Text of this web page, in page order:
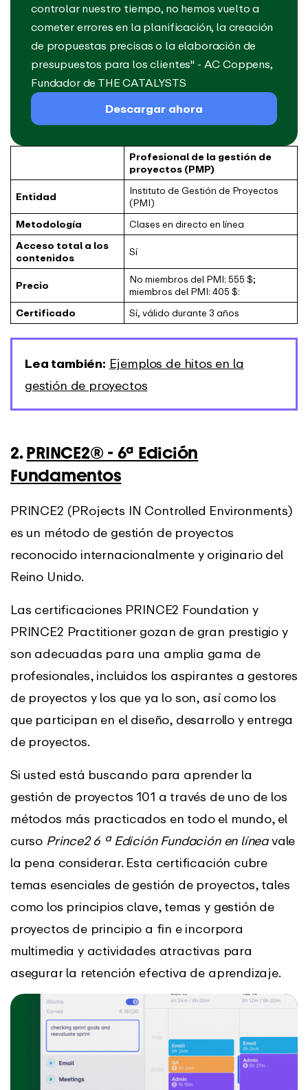
controlar nuestro tiempo, no hemos vuelto a
cometer errores en la planificación, la creación
de propuestas precisas o la elaboración de
presupuestos para los clientes" - AC Coppens,
Fundador de THE CATALYSTS
Descargar ahora
Profesional de la gestión de
proyectos (PMP)
Entidad
Instituto de Gestión de Proyectos
(PMI)
Metodología
Clases en directo en línea
Acceso total a los
contenidos
Sí
Precio
No miembros del PMI: 555 $;
miembros del PMI: 405 $:
Certificado
Sí, válido durante 3 años
Lea también: Ejemplos de hitos en la
gestión de proyectos
2.PRINCE2® - 6ª Edición
Fundamentos
PRINCE2 (PRojects IN Controlled Environments)
es un método de gestión de proyectos
reconocido internacionalmente y originario del
Reino Unido.
Las certificaciones PRINCE2 Foundation y
PRINCE2 Practitioner gozan de gran prestigio y
son adecuadas para una amplia gama de
profesionales, incluidos los aspirantes a gestores
de proyectos y los que ya lo son, así como los
que participan en el diseño, desarrollo y entrega
de proyectos.
Si usted está buscando para aprender la
gestión de proyectos 101 a través de uno de los
métodos más practicados en todo el mundo, el
curso Prince2 6 ª Edición Fundación en líneavale
la pena considerar. Esta certificación cubre
temas esenciales de gestión de proyectos, tales
como los principios clave, temas y gestión de
proyectos de principio a fin e incorpora
multimedia y actividades atractivas para
asegurar la retención efectiva de aprendizaje.